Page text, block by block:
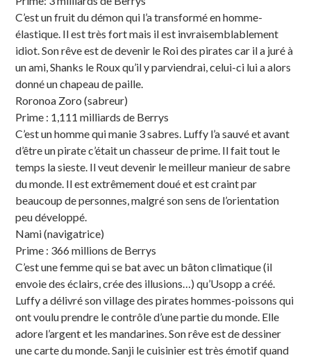
C’est un fruit du démon qui l’a transformé en homme-
élastique. Il est très fort mais il est invraisemblablement
idiot. Son rêve est de devenir le Roi des pirates car il a juré à
un ami, Shanks le Roux qu’il y parviendrai, celui-ci lui a alors
donné un chapeau de paille.
Roronoa Zoro (sabreur)
Prime : 1,111 milliards de Berrys
C’est un homme qui manie 3 sabres. Luffy l’a sauvé et avant
d’être un pirate c’était un chasseur de prime. Il fait tout le
temps la sieste. Il veut devenir le meilleur manieur de sabre
du monde. Il est extrêmement doué et est craint par
beaucoup de personnes, malgré son sens de l’orientation
peu développé.
Nami (navigatrice)
Prime : 366 millions de Berrys
C’est une femme qui se bat avec un bâton climatique (il
envoie des éclairs, crée des illusions…) qu’Usopp a créé.
Luffy a délivré son village des pirates hommes-poissons qui
ont voulu prendre le contrôle d’une partie du monde. Elle
adore l’argent et les mandarines. Son rêve est de dessiner
une carte du monde. Sanji le cuisinier est très émotif quand